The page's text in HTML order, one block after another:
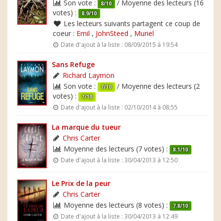
Son vote :
8/10 / Moyenne des lecteurs (16
votes) :
8.9/10
Les lecteurs suivants partagent ce coup de
coeur : Emil , JohnSteed , Muriel
Date d'ajout à la liste : 08/09/2015 à 19:54
Sans Refuge
Richard Laymon
Son vote :
7/10 / Moyenne des lecteurs (2
votes) :
7/10
Date d'ajout à la liste : 02/10/2014 à 08:55
La marque du tueur
Chris Carter
Moyenne des lecteurs (7 votes) :
8.1/10
Date d'ajout à la liste : 30/04/2013 à 12:50
Le Prix de la peur
Chris Carter
Moyenne des lecteurs (8 votes) :
7.8/10
Date d'ajout à la liste : 30/04/2013 à 12:49